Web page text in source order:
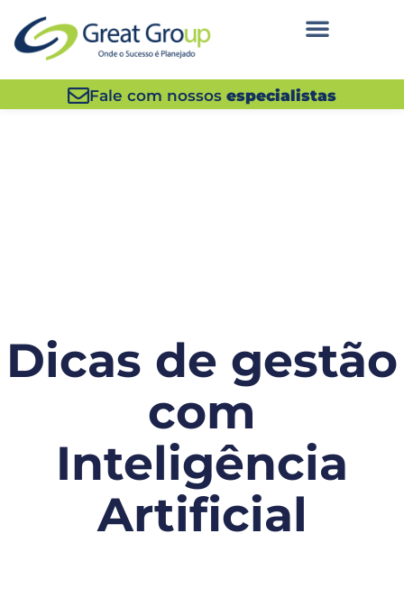
Fale com nossos especialistas
Dicas de gestão
com
Inteligência
Artificial